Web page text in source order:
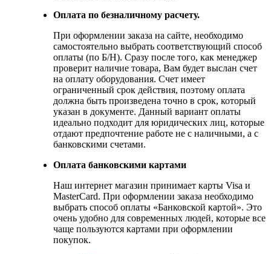
Оплата по безналичному расчету.
При оформлении заказа на сайте, необходимо
самостоятельно выбрать соответствующий способ
оплаты (по Б/Н). Сразу после того, как менеджер
проверит наличие товара, Вам будет выслан счет
на оплату оборудования. Счет имеет
ограниченный срок действия, поэтому оплата
должна быть произведена точно в срок, который
указан в документе. Данный вариант оплаты
идеально подходит для юридических лиц, которые
отдают предпочтение работе не с наличными, а с
банковскими счетами.
Оплата банковскими картами
Наш интернет магазин принимает карты Visa и
MasterCard. При оформлении заказа необходимо
выбрать способ оплаты «Банковской картой». Это
очень удобно для современных людей, которые все
чаще пользуются картами при оформлении
покупок.